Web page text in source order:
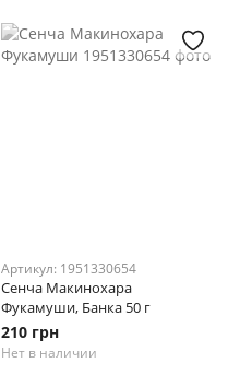
Артикул: 1951330654
Сенча Макинохара
Фукамуши, Банка 50 г
210 грн
Нет в наличии